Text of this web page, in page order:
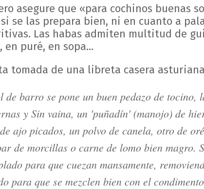
asegure que «para cochinos buenas
se las prepara bien, ni en cuanto a
Las habas admiten multitud de
en puré, en sopa...
tomada de una libreta casera
de barro se pone un buen pedazo de tocino,
y Sin vaina, un 'puñadín'(manojo) de
ajo picados, un polvo de canela, otro de
de morcillas o carne de lomo bien magro.
para que cuezan mansamente,
para que se mezclen bien con el